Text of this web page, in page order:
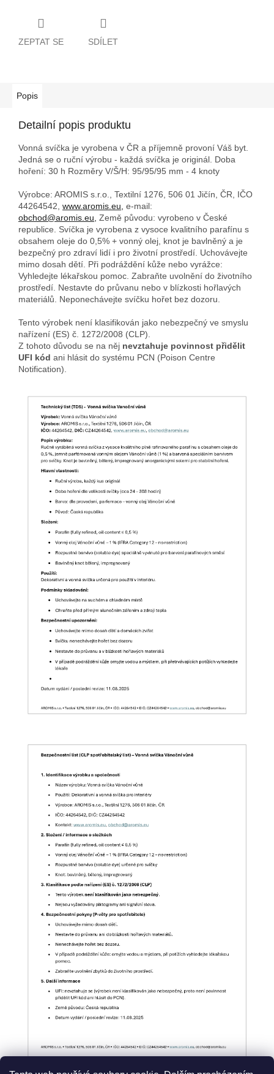
ZEPTAT SE SDÍLET
Popis
Detailní popis produktu
Vonná svíčka je vyrobena v ČR a příjemně provoní Váš byt.
Jedná se o ruční výrobu - každá svíčka je originál. Doba
hoření: 30 h Rozměry V/Š/H: 95/95/95 mm - 4 knoty
Výrobce: AROMIS s.r.o., Textilní 1276, 506 01 Jičín, ČR, IČO
44264542, www.aromis.eu, e-mail:
obchod@aromis.eu, Země původu: vyrobeno v České
republice. Svíčka je vyrobena z vysoce kvalitního parafínu s
obsahem oleje do 0,5% + vonný olej, knot je bavlněný a je
bezpečný pro zdraví lidí i pro životní prostředí. Uchovávejte
mimo dosah dětí. Při podráždění kůže nebo vyrážce:
Vyhledejte lékařskou pomoc. Zabraňte uvolnění do životního
prostředí. Nestavte do průvanu nebo v blízkosti hořlavých
materiálů. Neponechávejte svíčku hořet bez dozoru.
Tento výrobek není klasifikován jako nebezpečný ve smyslu
nařízení (ES) č. 1272/2008 (CLP).
Z tohoto důvodu se na něj nevztahuje povinnost přidělit
UFI kód ani hlásit do systému PCN (Poison Centre
Notification).